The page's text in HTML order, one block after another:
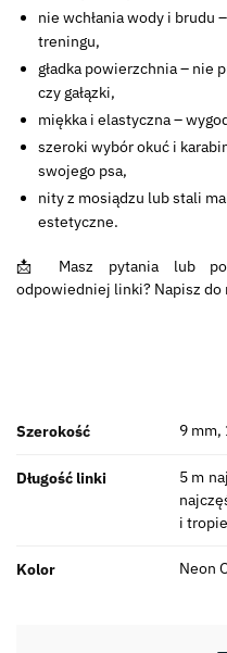
nie wchłania wody i brudu
treningu,
gładka powierzchnia – nie
czy gałązki,
miękka i elastyczna –
szeroki wybór okuć i
swojego psa,
nity z mosiądzu lub stali
estetyczne.
📩 Masz pytania lub
odpowiedniej linki? Napisz do
Szerokość 9 mm,
Długość linki
5 m
i
Kolor Neon